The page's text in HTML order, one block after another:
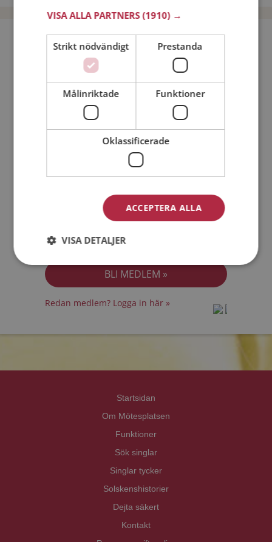
Bli medlem utan kostnad!
Min ålder:
Personuppgiftspolicyn
Redan medlem? Logga in här »
Startsidan
Om Mötesplatsen
Funktioner
Sök singlar
Singlar tycker
Solskenshistorier
Dejta säkert
Kontakt
VISA ALLA PARTNERS(1910) →
Strikt nödvändigt Prestanda
Målinriktade Funktioner
Oklassificerade
ACCEPTERA ALLA
VISA DETALJER